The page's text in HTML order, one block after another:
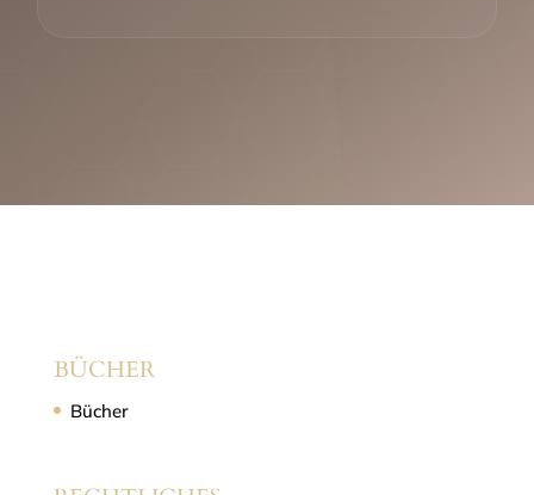
BÜCHER
Bücher